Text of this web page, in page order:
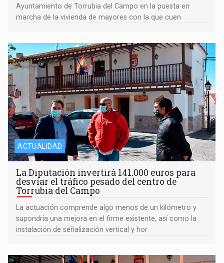
Ayuntamiento de Torrubia del Campo en la puesta en
marcha de la vivienda de mayores con la que cuen
ACTUALIDAD
La Diputación invertirá 141.000 euros para
desviar el tráfico pesado del centro de
Torrubia del Campo
La actuación comprende algo menos de un kilómetro y
supondría una mejora en el firme existente, así como la
instalación de señalización vertical y hor